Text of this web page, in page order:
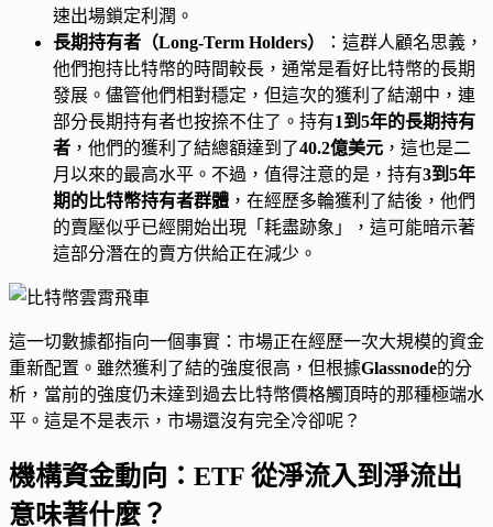
速出場鎖定利潤。
長期持有者（Long-Term Holders）
：這群人顧名思義，
他們抱持比特幣的時間較長，通常是看好比特幣的長期
發展。儘管他們相對穩定，但這次的獲利了結潮中，連
部分長期持有者也按捺不住了。持有1到5年的長期持有
者 ，他們的獲利了結總額達到了40.2億美元 ，這也是二
月以來的最高水平。不過，值得注意的是，持有3到5年
期的比特幣持有者群體 ，在經歷多輪獲利了結後，他們
的賣壓似乎已經開始出現「耗盡跡象」，這可能暗示著
這部分潛在的賣方供給正在減少。
這一切數據都指向一個事實：市場正在經歷一次大規模的資金
重新配置。雖然獲利了結的強度很高，但根據Glassnode的分
析，當前的強度仍未達到過去比特幣價格觸頂時的那種極端水
平。這是不是表示，市場還沒有完全冷卻呢？
機構資金動向：ETF 從淨流入到淨流出
意味著什麼？